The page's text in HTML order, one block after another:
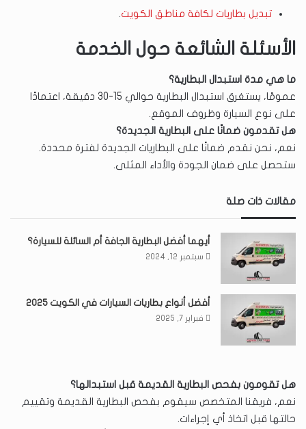
تبديل بطاريات لكافة مناطق الكويت.
الأسئلة الشائعة حول الخدمة
ما هي مدة استبدال البطارية؟
عمومًا، يستغرق استبدال البطارية حوالي 15-30 دقيقة، اعتمادًا
على نوع السيارة وظروف الموقع.
هل تقدمون ضمانًا على البطارية الجديدة؟
نعم، نحن نقدم ضمانًا على البطاريات الجديدة لفترة محددة.
ستحصل على ضمان الجودة والأداء المثلى.
مقالات ذات صلة
أيهما أفضل البطارية الجافة أم السائلة للسيارة؟
سبتمبر 12, 2024
أفضل أنواع بطاريات السيارات في الكويت 2025
فبراير 7, 2025
هل تقومون بفحص البطارية القديمة قبل استبدالها؟
نعم، فريقنا المتخصص سيقوم بفحص البطارية القديمة وتقييم
حالتها قبل اتخاذ أي إجراءات.